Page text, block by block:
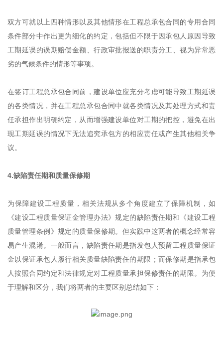
双方可就以上四种情形以及其他情形在工程总承包合同的专用合同
条件部分中作出更为细化的约定，包括但不限于因承包人原因导致
工期延误的误期赔偿金额、行政审批报送的职责分工、视为异常恶
劣的气候条件的情形等事项。
在签订工程总承包合同前，建设单位应充分考虑可能导致工期延误
的各类情况，并在工程总承包合同中就各类情况及其处理方式和责
任承担作出明确约定，从而增强建设单位对工期的把控，避免在出
现工期延误的情况下无法追究承包方的相应责任或产生其他相关争
议。
4.缺陷责任期和质量保修期
为保障建设工程质量，相关法规从多个角度建立了保障机制，如
《建设工程质量保证金管理办法》规定的缺陷责任期和《建设工程
质量管理条例》规定的质量保修期。但实践中这两者的概念经常容
易产生混淆。一般而言，缺陷责任期是指发包人预留工程质量保证
金以保证承包人履行相关质量缺陷责任的期限；而保修期是指承包
人按照合同约定和法律规定对工程质量承担保修责任的期限。为便
于理解和区分，我们将两者的主要区别总结如下：